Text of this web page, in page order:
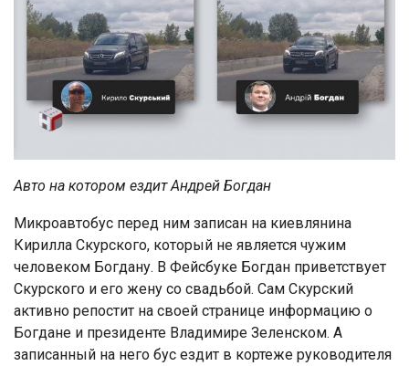
Авто на котором ездит Андрей Богдан
Микроавтобус перед ним записан на киевлянина
Кирилла Скурского, который не является чужим
человеком Богдану. В Фейсбуке Богдан приветствует
Скурского и его жену со свадьбой. Сам Скурский
активно репостит на своей странице информацию о
Богдане и президенте Владимире Зеленском. А
записанный на него бус ездит в кортеже руководителя